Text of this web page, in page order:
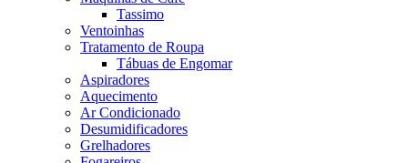
Tassimo
Ventoinhas
Tratamento de Roupa
Tábuas de Engomar
Aspiradores
Aquecimento
Ar Condicionado
Desumidificadores
Grelhadores